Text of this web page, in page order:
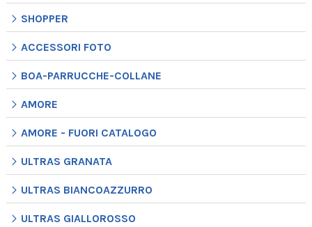
SHOPPER
ACCESSORI FOTO
BOA-PARRUCCHE-COLLANE
AMORE
AMORE - FUORI CATALOGO
ULTRAS GRANATA
ULTRAS BIANCOAZZURRO
ULTRAS GIALLOROSSO